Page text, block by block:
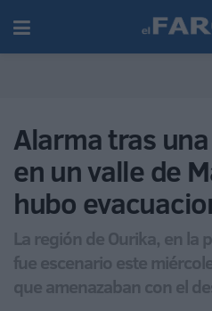
Alarma tras
en un valle de
hubo
La región de Ourika, en la
fue escenario este
que amenazaban con el